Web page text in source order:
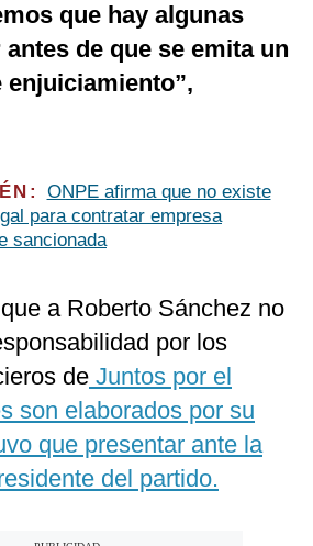
que hay algunas
de que se emita un
enjuiciamiento”,
ONPE afirma que no existe
para contratar empresa
sancionada
a Roberto Sánchez no
por los
de Juntos por el
son elaborados por su
que presentar ante la
del partido.